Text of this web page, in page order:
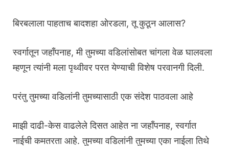
बिरबलाला पाहताच बादशहा ओरडला, तू कुठून आलास?
स्वर्गातून जहाँपनाह, मी तुमच्या वडिलांसोबत चांगला वेळ घालवला
म्हणून त्यांनी मला पृथ्वीवर परत येण्याची विशेष परवानगी दिली.
परंतु तुमच्या वडिलांनी तुमच्यासाठी एक संदेश पाठवला आहे
माझी दाढी-केस वाढलेले दिसत आहेत ना जहाँपनाह, स्वर्गात
नाईची कमतरता आहे. तुमच्या वडिलांनी तुमच्या एका नाईला तिथे